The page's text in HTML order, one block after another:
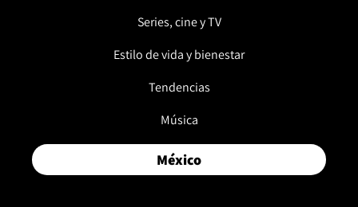
Series, cine y TV
Estilo de vida y bienestar
Tendencias
Música
México